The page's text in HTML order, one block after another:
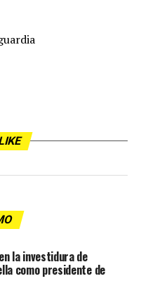
la investidura de
como presidente de